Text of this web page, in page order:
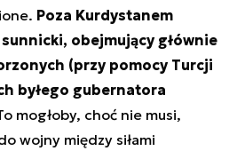
Poza Kurdystanem
obejmujący głównie
(przy pomocy Turcji
byłego gubernatora
mogłoby, choć nie musi,
wojny między siłami